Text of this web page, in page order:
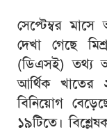
সেপ্টেম্বর মাসে
দেখা গেছে
(ডিএসই) তথ্য
আর্থিক খাতের
বিনিয়োগ
১৯টিতে।